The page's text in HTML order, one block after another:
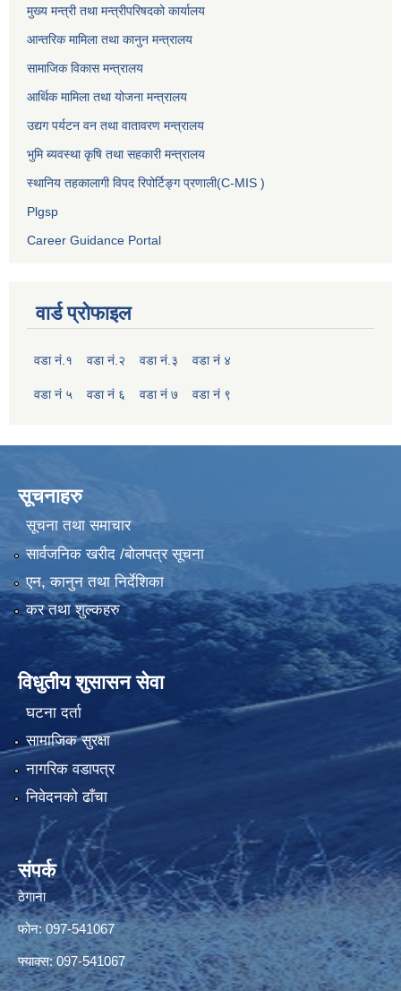
मुख्य मन्त्री तथा मन्त्रीपरिषदको कार्यालय
आन्तरिक मामिला तथा कानुन मन्त्रालय
सामाजिक विकास मन्त्रालय
आर्थिक मामिला तथा योजना मन्त्रालय
उद्यग पर्यटन वन तथा वातावरण मन्त्रालय
भुमि ब्यवस्था कृषि तथा सहकारी मन्त्रालय
स्थानिय तहकालागी विपद रिपोर्टिङ्ग प्रणाली(C-MIS )
Plgsp
Career Guidance Portal
वार्ड प्रोफाइल
वडा नं.१ वडा नं.२ वडा नं.३ वडा नं ४
वडा नं ५ वडा नं ६ वडा नं ७ वडा नं ९
सूचनाहरु
सूचना तथा समाचार
सार्वजनिक खरीद /बोलपत्र सूचना
एन, कानुन तथा निर्देशिका
कर तथा शुल्कहरु
विधुतीय शुसासन सेवा
घटना दर्ता
सामाजिक सुरक्षा
नागरिक वडापत्र
निवेदनको ढाँचा
संपर्क
ठेगाना
फोन: 097-541067
फ्याक्स: 097-541067